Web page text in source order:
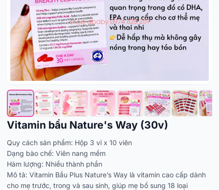
Vitamin bầu Nature's Way (30v)
Quy cách sản phẩm: Hộp 3 vỉ x 10 viên
Dạng bào chế: Viên nang mềm
Hàm lượng: Nhiều thành phần
Mô tả: Vitamin Bầu Plus Nature’s Way là vitamin cao cấp dành
cho mẹ trước, trong và sau sinh, giúp mẹ bổ sung 18 loại